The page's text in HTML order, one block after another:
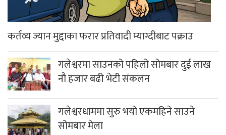
कर्तव्य ज्यान मुद्दाका फरार प्रतिवादी म्याग्दीबाट पक्राउ
गलेश्वरमा साउनको पहिलो सोमबार दुई लाख
नौ हजार बढी भेटी संकलन
गलेश्वरधाममा सुरु भयो एकमहिने साउने
सोमबार मेला